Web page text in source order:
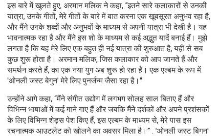
इस बारे में खुलते हुए, अरमान मलिक ने कहा, “इतने सारे कलाकारों से उनकी
यात्रा, उनके गीतों, मेरे गीतों के बारे में बात करना एक खूबसूरत अनुभव रहा है,
और मैंने उनके शब्दों और अनुभवों के माध्यम से अपनी यात्रा भी देखी है। यह
भावनात्मक रहा है और मैंने इस शो के माध्यम से कई अद्भुत यादें बनाई हैं। मुझे
लगता है कि यह मेरे लिए एक बहुत ही नई यात्रा की शुरुआत है, यहीं से सब
कुछ शुरू होता है। अरमान मलिक, जिस कलाकार को आप जानते हैं और
समर्थन करते हैं, का एक नया युग अब शुरू हो रहा है। एक एल्बम के रूप में
'ओनली जस्ट बेगुन' मेरे लिए पुनर्जन्म जैसा रहा है।''
उन्होंने आगे कहा, “मैंने संगीत उद्योग में लगभग सोलह साल बिताए हैं और
विभिन्न भाषाओं में कई गाने गाए हैं और जबकि मैंने दर्शकों और अपने प्रशंसकों
के लिए विभिन्न शेड्स पेश किए हैं, इस एल्बम के माध्यम से, मेरे पास इस
रचनात्मक आउटलेट को खोलने का अवसर मिला है।” . 'ओनली जस्ट बिगन'